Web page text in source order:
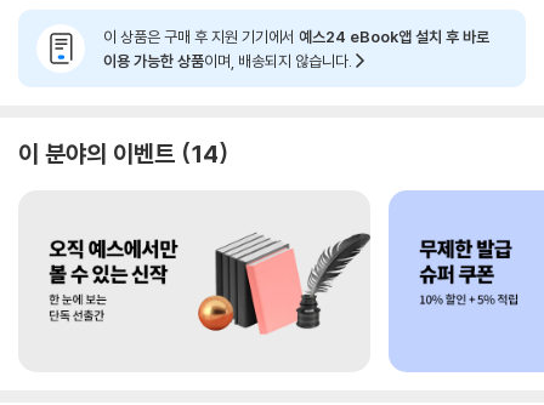
이 상품은 구매 후 지원 기기에서 예스24 eBook앱 설치 후 바로
이용 가능한 상품이며, 배송되지 않습니다.
이 분야의 이벤트 14